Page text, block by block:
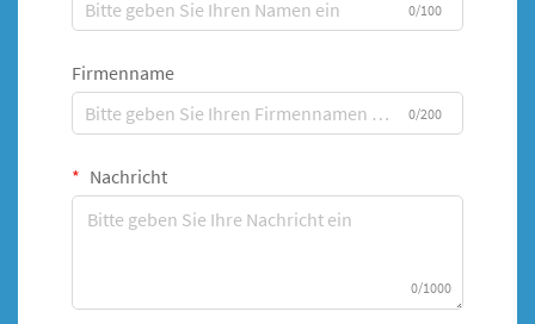
0/100
Firmenname
0/200
Nachricht
0/1000